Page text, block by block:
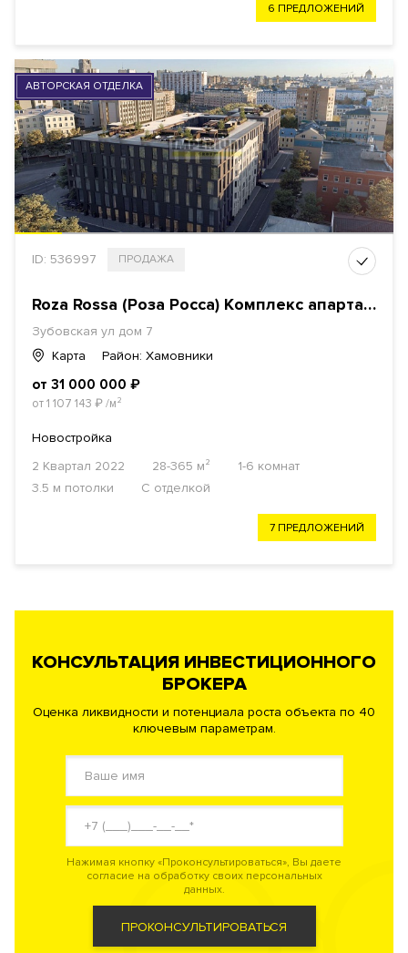
6 ПРЕДЛОЖЕНИЙ
АВТОРСКАЯ ОТДЕЛКА
ID: 536997 ПРОДАЖА
Roza Rossa (Роза Росса) Комплекс апартаментов
Зубовская ул дом 7
Карта
Район: Хамовники
от 31 000 000 ₽
от 1 107 143 ₽/м²
Новостройка
2 Квартал 2022
28-365 м²
1-6 комнат
3.5 м потолки
С отделкой
7 ПРЕДЛОЖЕНИЙ
КОНСУЛЬТАЦИЯ ИНВЕСТИЦИОННОГО
БРОКЕРА
Оценка ликвидности и потенциала роста объекта по 40
ключевым параметрам.
Нажимая кнопку «Проконсультироваться», Вы даете
согласие на обработку своих персональных
данных.
ПРОКОНСУЛЬТИРОВАТЬСЯ